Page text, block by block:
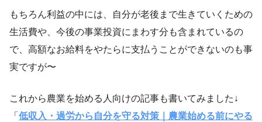
もちろん利益の中には、自分が老後まで生きていくための
生活費や、今後の事業投資にまわす分も含まれているの
で、高額なお給料をやたらに支払うことができないのも事
実ですが〜
これから農業を始める人向けの記事も書いてみました↓
「 低収入・過労から自分を守る対策｜農業始める前にやる